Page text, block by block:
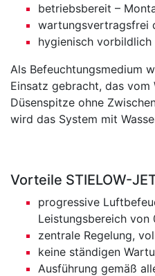
betriebsbereit –
wartungsvertragsfrei
hygienisch vorbildlich
Als Befeuchtungsmedium
Einsatz gebracht, das vom
Düsenspitze ohne
wird das System mit
Vorteile STIELOW-
progressive
Leistungsbereich von
zentrale Regelung,
keine ständigen
Ausführung gemäß